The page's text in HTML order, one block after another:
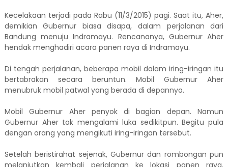
Kecelakaan terjadi pada Rabu (11/3/2015) pagi. Saat itu, Aher,
demikian Gubernur biasa disapa, dalam perjalanan dari
Bandung menuju Indramayu. Rencananya, Gubernur Aher
hendak menghadiri acara panen raya di Indramayu.
Di tengah perjalanan, beberapa mobil dalam iring-iringan itu
bertabrakan secara beruntun. Mobil Gubernur Aher
menubruk mobil patwal yang berada di depannya.
Mobil Gubernur Aher penyok di bagian depan. Namun
Gubernur Aher tak mengalami luka sedikitpun. Begitu pula
dengan orang yang mengikuti iring-iringan tersebut.
Setelah beristirahat sejenak, Gubernur dan rombongan pun